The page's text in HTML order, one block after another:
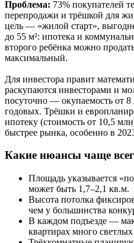
Проблема: 73% покупателей
перепродажи и трёшкой для
цель — «жилой старт»,
до 55 м²: ипотека и
второго ребёнка можно
максимальный.
Для инвестора правит
раскупаются инвесторами и
посуточно — окупаемость от 8
годовых. Трёшки и
ипотеку (стоимость от 10,5
быстрее рынка, особенно в
Какие нюансы чаще
Площадь указывается
может быть 1,7–2,1 кв.м.
Высота потолка
чем у большинства
В каждом подъезде —
квартирах много светлых